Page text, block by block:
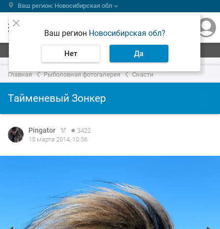
Ваш регион: Новосибирская обл
Ваш регион Новосибирская обл?
Нет Да
Главная Рыболовная фотогалерея Снасти
Тайменевый Зонкер
Pingator
3422
15 марта 2014, 10:56